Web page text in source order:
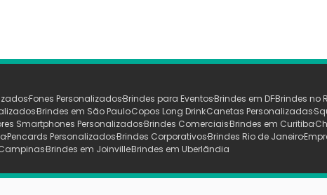
Fones PersonalizadosBrindes para EventosBrindes em DFBrindes no
Brindes em São PauloCopos Long DrinkCanetas Personalizadas
Smartphones PersonalizadosBrindes ComerciaisBrindes em Curitiba
Pencards PersonalizadosBrindes CorporativosBrindes Rio de Janeiro
Brindes em JoinvilleBrindes em Uberlãndia